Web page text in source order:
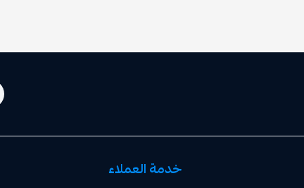
خدمة العملاء